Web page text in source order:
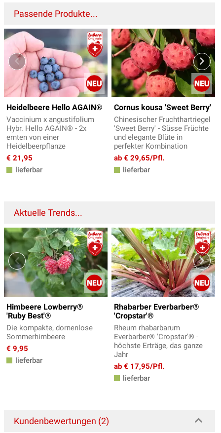
Passende Produkte...
Heidelbeere Hello AGAIN®
Vaccinium x angustifolium
Hybr. Hello AGAIN® - 2x
ernten von einer
Heidelbeerpflanze
€ 21,95
lieferbar
Cornus kousa 'Sweet Berry'
Chinesischer Fruchthartriegel
'Sweet Berry' - Süsse Früchte
und elegante Blüte in
perfekter Kombination
ab € 29,65/Pfl.
lieferbar
Aktuelle Trends...
Himbeere Lowberry®
'Ruby Best'®
Die kompakte, dornenlose
Sommerhimbeere
€ 9,95
lieferbar
Rhabarber Everbarber®
'Cropstar'®
Rheum rhabarbarum
Everbarber® 'Cropstar'® -
höchste Erträge, das ganze
Jahr
ab € 17,95/Pfl.
lieferbar
Kundenbewertungen (2)